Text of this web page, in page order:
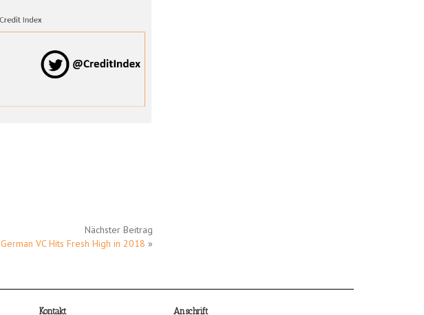
Nächster Beitrag
German VC Hits Fresh High in 2018 »
Kontakt Anschrift